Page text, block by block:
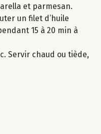
et parmesan.
un filet d’huile
15 à 20 min à
Servir chaud ou tiède,